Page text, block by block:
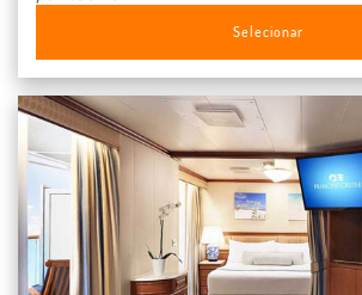
Selecionar